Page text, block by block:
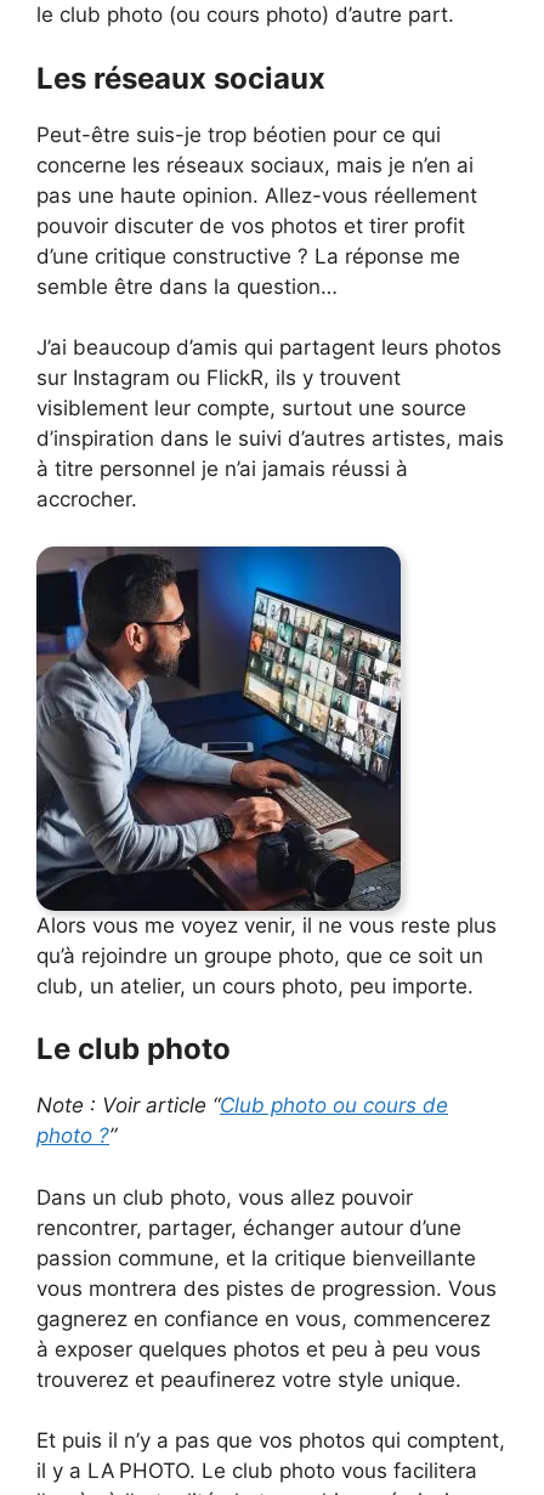
le club photo (ou cours photo) d’autre part.
Les réseaux sociaux
Peut-être suis-je trop béotien pour ce qui
concerne les réseaux sociaux, mais je n’en ai
pas une haute opinion. Allez-vous réellement
pouvoir discuter de vos photos et tirer profit
d’une critique constructive ? La réponse me
semble être dans la question…
J’ai beaucoup d’amis qui partagent leurs photos
sur Instagram ou FlickR, ils y trouvent
visiblement leur compte, surtout une source
d’inspiration dans le suivi d’autres artistes, mais
à titre personnel je n’ai jamais réussi à
accrocher.
Alors vous me voyez venir, il ne vous reste plus
qu’à rejoindre un groupe photo, que ce soit un
club, un atelier, un cours photo, peu importe.
Le club photo
Note : Voir article “Club photo ou cours de
photo ?”
Dans un club photo, vous allez pouvoir
rencontrer, partager, échanger autour d’une
passion commune, et la critique bienveillante
vous montrera des pistes de progression. Vous
gagnerez en confiance en vous, commencerez
à exposer quelques photos et peu à peu vous
trouverez et peaufinerez votre style unique.
Et puis il n’y a pas que vos photos qui comptent,
il y a LA PHOTO. Le club photo vous facilitera